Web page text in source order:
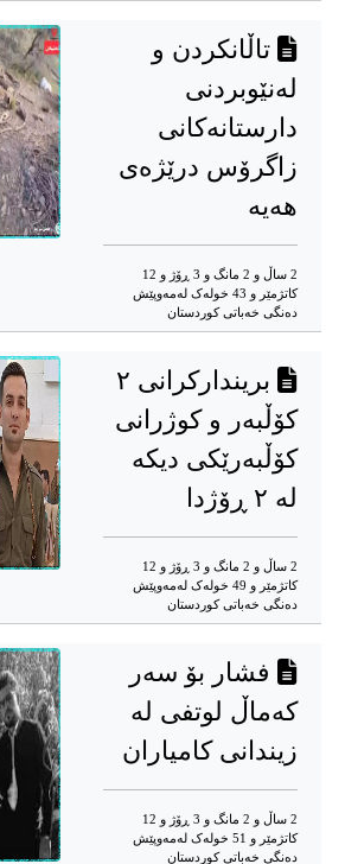
تاڵانکردن و
لەنێوبردنی
دارستانەکانی
زاگرۆس درێژەی
هەیە
2 ساڵ و 2 مانگ و 3 ڕۆژ و 12
کاتژمێر و 43 خوله‌ک له‌مه‌وپێش‌
دەنگی خەباتی کوردستان
بریندارکرانی ۲
کۆڵبەر و کوژرانی
کۆڵبەرێکی دیکە
لە ۲ ڕۆژدا
2 ساڵ و 2 مانگ و 3 ڕۆژ و 12
کاتژمێر و 49 خوله‌ک له‌مه‌وپێش‌
دەنگی خەباتی کوردستان
فشار بۆ سەر
کەماڵ لوتفی لە
زیندانی کامیاران
2 ساڵ و 2 مانگ و 3 ڕۆژ و 12
کاتژمێر و 51 خوله‌ک له‌مه‌وپێش‌
دەنگی خەباتی کوردستان